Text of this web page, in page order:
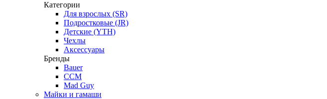
Категории
Для взрослых (SR)
Подростковые (JR)
Детские (YTH)
Чехлы
Аксессуары
Бренды
Bauer
CCM
Mad Guy
Майки и гамаши